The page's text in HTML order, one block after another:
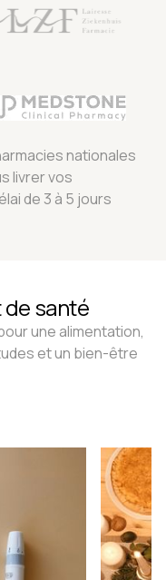
nationales
livrer vos
de 3 à 5 jours
santé
une alimentation,
et un bien-être